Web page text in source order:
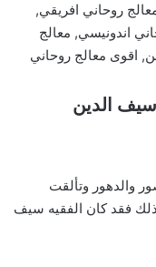
روحاني افريقي,
اندونيسي, معالج
اقوى معالج روحاني
سيف الدين
والدهور وتألقت
فقد كان الفقيه سيف